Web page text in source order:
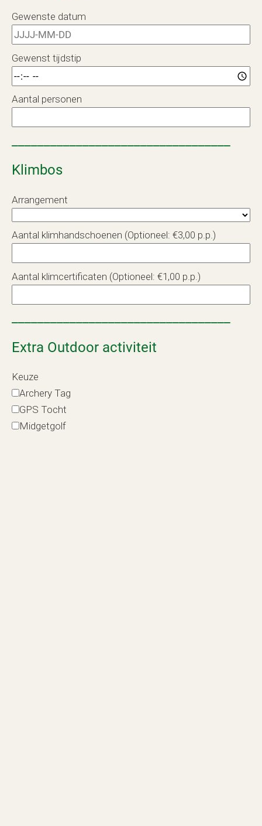
Gewenste datum
Gewenst tijdstip
Aantal personen
Klimbos
Arrangement
Aantal klimhandschoenen (Optioneel: €3,00 p.p.)
Aantal klimcertificaten (Optioneel: €1,00 p.p.)
Extra Outdoor activiteit
Keuze
Archery Tag
GPS Tocht
Midgetgolf